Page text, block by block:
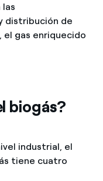
las
distribución de
el gas enriquecido
biogás?
industrial, el
tiene cuatro